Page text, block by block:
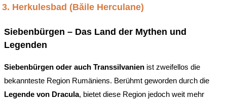
Herkulesbad (Băile Herculane)
Siebenbürgen – Das Land der Mythen und
Legenden
Siebenbürgen oder auch Transsilvanien ist zweifellos die
bekannteste Region Rumäniens. Berühmt geworden durch die
Legende von Dracula, bietet diese Region jedoch weit mehr